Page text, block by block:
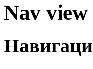
Nav view